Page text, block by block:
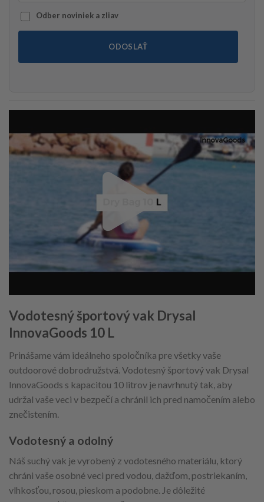
Odber noviniek a zliav
ODOSLAŤ
Vodotesný športový vak Drysal
InnovaGoods 10 L
Prinášame vám ideálneho spoločníka pre všetky vaše
outdoorové dobrodružstvá. Vodotesný športový vak Drysal
InnovaGoods s kapacitou 10 litrov je navrhnutý tak, aby
udržal vaše veci v bezpečí a chránil ich pred namočením alebo
znečistením.
Vodotesný a odolný
Náš suchý vak je vyrobený z vodotesného materiálu, ktorý
chráni vaše osobné veci pred vodou, dažďom, postriekaním,
vlhkosťou, rosou, pieskom a podobne. Je dôležité